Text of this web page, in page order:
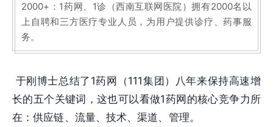
2000+：1药网、1诊（西南互联网医院）拥有2000名以
上自聘和三方医疗专业人员，为用户提供诊疗、药事服
务。
于刚博士总结了1药网（111集团）八年来保持高速增
长的五个关键词，这也可以看做1药网的核心竞争力所
在：供应链、流量、技术、渠道、管理。